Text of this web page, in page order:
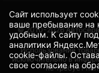
Сайт использует
ваше пребывание
удобным. К cайту
аналитики
cookie-файлы.
своесогласие на
© 2010-2026
Использование
исключительно в
не требует